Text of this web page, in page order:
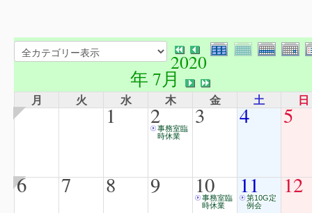
2020
年 7月
月 火 水 木 金 土 日
1 2事務室臨
時休業
3 4 5
6 7 8 9 10
事務室臨
時休業
11
第10G定
例会
12